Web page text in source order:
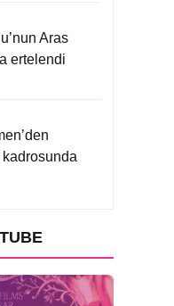
Aras
ertelendi
kadrosunda